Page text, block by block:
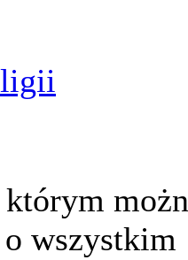
wszystkim